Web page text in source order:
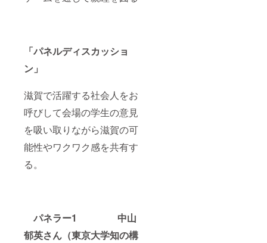
「パネルディスカッショ
ン」
滋賀で活躍する社会人をお
呼びして会場の学生の意見
を吸い取りながら滋賀の可
能性やワクワク感を共有す
る。
パネラー1 中山
郁英さん（東京大学知の構